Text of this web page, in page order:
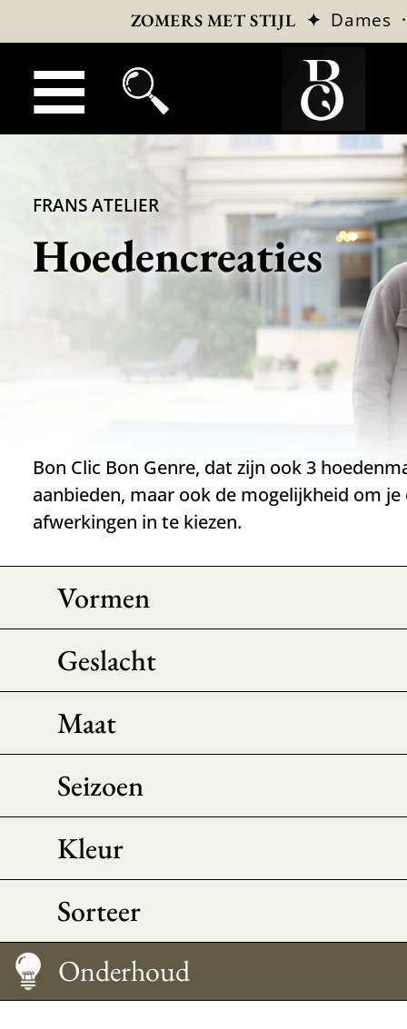
ZOMERS MET STIJL ✦ Dames
FRANS ATELIER
Hoedencreaties
Bon Clic Bon Genre, dat zijn ook 3
aanbieden, maar ook de mogelijkheid om
afwerkingen in te kiezen.
Vormen
Geslacht
Maat
Seizoen
Kleur
Sorteer
Maattabel
Onderhoud